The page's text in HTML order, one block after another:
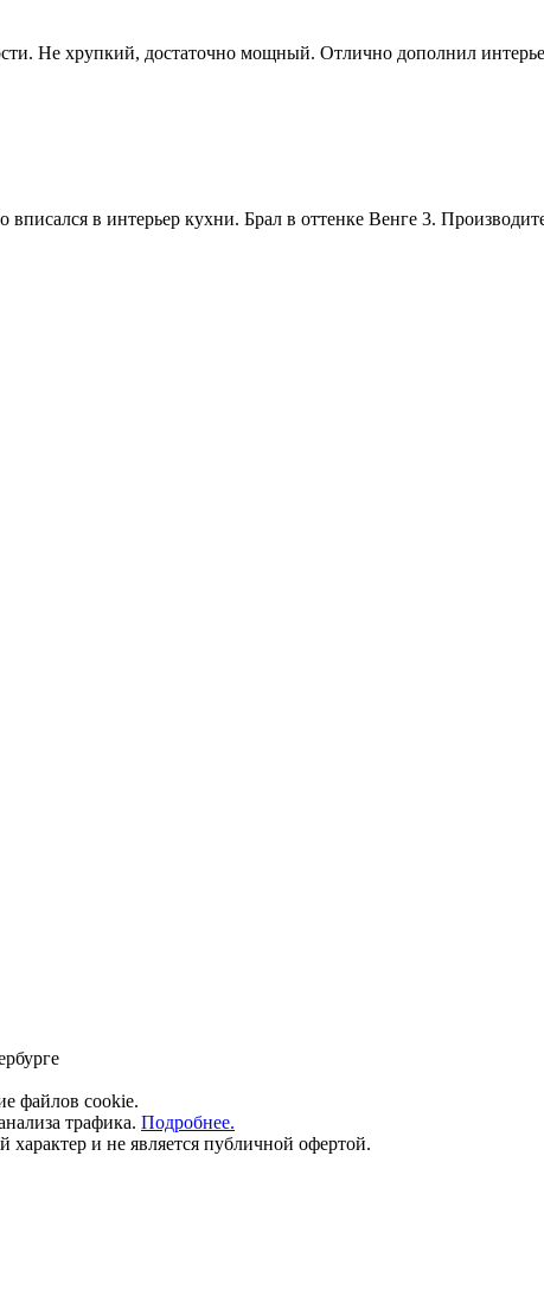
Не хрупкий, достаточно мощный. Отлично дополнил
в интерьер кухни. Брал в оттенке Венге 3.
файлов cookie.
трафика. Подробнее.
и не является публичной офертой.